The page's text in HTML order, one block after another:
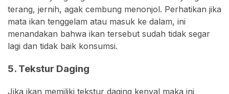
terang, jernih, agak cembung menonjol. Perhatikan jika
mata ikan tenggelam atau masuk ke dalam, ini
menandakan bahwa ikan tersebut sudah tidak segar
lagi dan tidak baik konsumsi.
5. Tekstur Daging
Jika ikan memiliki tekstur daging kenyal maka ini